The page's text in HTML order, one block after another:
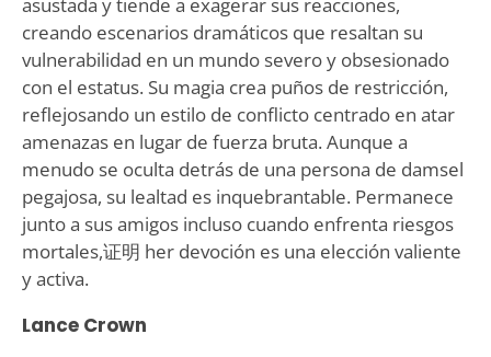
creando escenarios dramáticos que resaltan su
vulnerabilidad en un mundo severo y obsesionado
con el estatus. Su magia crea puños de restricción,
reflejosando un estilo de conflicto centrado en atar
amenazas en lugar de fuerza bruta. Aunque a
menudo se oculta detrás de una persona de damsel
pegajosa, su lealtad es inquebrantable. Permanece
junto a sus amigos incluso cuando enfrenta riesgos
mortales,证明 her devoción es una elección valiente
y activa.
Lance Crown